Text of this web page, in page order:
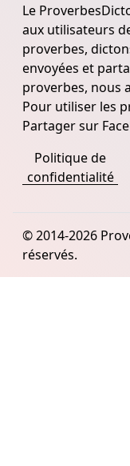
Le
aux utilisateurs
proverbes,
envoyées et
proverbes, nous
Pour utiliser les
Partager sur
Politique de
confidentialité
© 2014-2026
réservés.